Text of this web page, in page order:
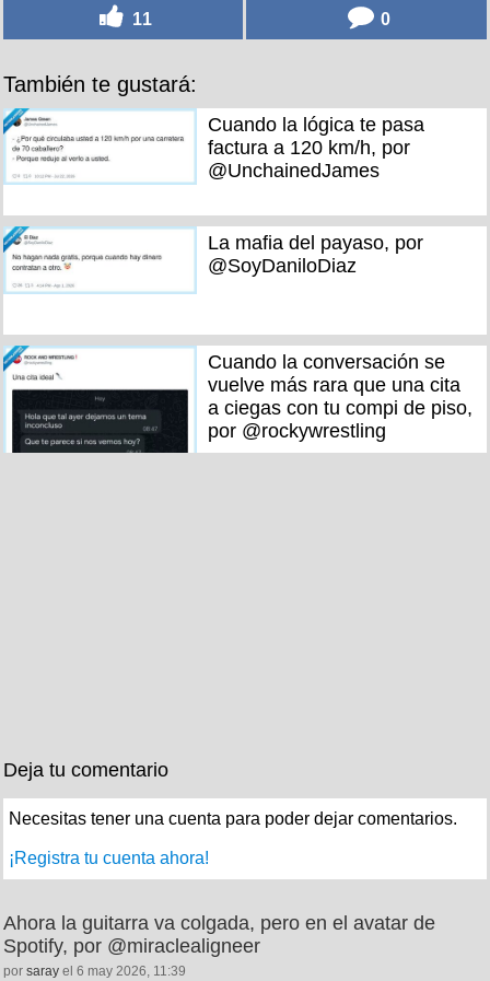
11 0
También te gustará:
Cuando la lógica te pasa
factura a 120 km/h, por
@UnchainedJames
La mafia del payaso, por
@SoyDaniloDiaz
Cuando la conversación se
vuelve más rara que una cita
a ciegas con tu compi de piso,
por @rockywrestling
Deja tu comentario
Necesitas tener una cuenta para poder dejar comentarios.
¡Registra tu cuenta ahora!
Ahora la guitarra va colgada, pero en el avatar de
Spotify, por @miraclealigneer
por saray el 6 may 2026, 11:39